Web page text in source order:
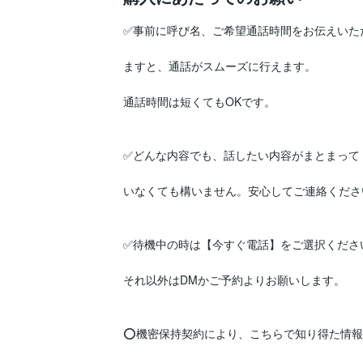
✅事前に呼び名、ご希望通話時間をお伝えいた
ますと、通話がスムーズに行えます。
通話時間は短くてもOKです。
✅どんな内容でも、話したい内容がまとまって
いなくても構いません。安心してご連絡くださ
✅待機中の時は【今すぐ電話】をご選択くださ
それ以外はDMかご予約よりお願いします。
⭕機密保持契約により、こちらで知り得た情